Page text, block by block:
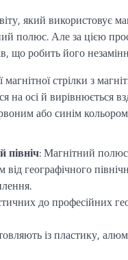
який використовує
полюс. Але за цією
що робить його
стрілки з
на осі й вирівнюється
або синім
північ: Магнітний полюс
географічного
до професійних
із пластику,